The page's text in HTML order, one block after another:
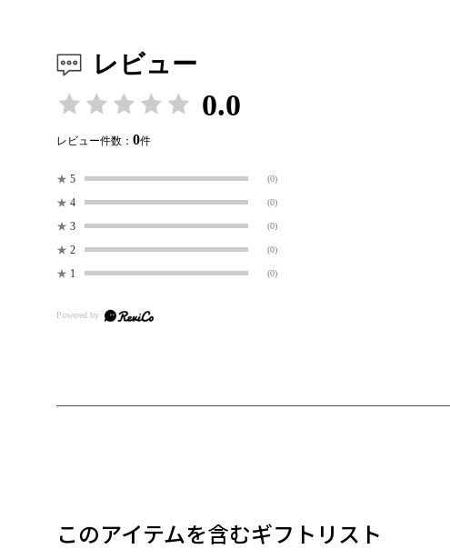
レビュー
0.0
レビュー件数： 0件
★ 5 (0)
★ 4 (0)
★ 3 (0)
★ 2 (0)
★ 1 (0)
このアイテムを含むギフトリスト